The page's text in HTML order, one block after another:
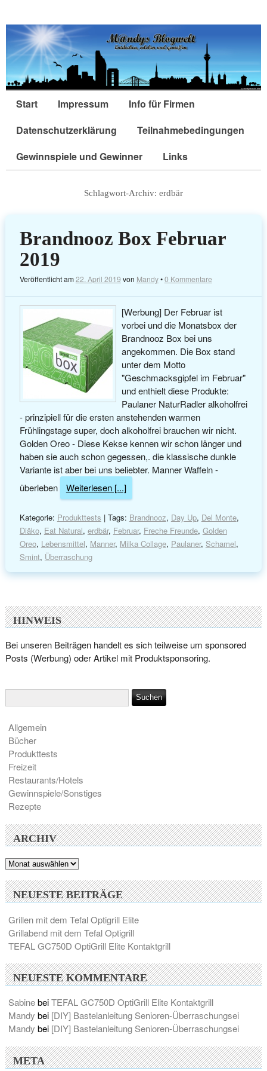
Start Impressum
Info für Firmen
Datenschutzerklärung
Teilnahmebedingungen
Gewinnspiele und Gewinner
Links
Schlagwort-Archiv: erdbär
Brandnooz Box Februar
2019
Veröffentlicht am22. April 2019 von Mandy•0 Kommentare
[Werbung] Der Februar ist
vorbei und die Monatsbox der
Brandnooz Box bei uns
angekommen. Die Box stand
unter dem Motto
"Geschmacksgipfel im Februar"
und enthielt diese Produkte:
Paulaner NaturRadler alkoholfrei
- prinzipiell für die ersten anstehenden warmen
Frühlingstage super, doch alkoholfrei brauchen wir nicht.
Golden Oreo - Diese Kekse kennen wir schon länger und
haben sie auch schon gegessen,. die klassische dunkle
Variante ist aber bei uns beliebter. Manner Waffeln -
überleben
Weiterlesen [...]
Kategorie: Produkttests | Tags: Brandnooz, Day Up, Del Monte,
Diäko, Eat Natural, erdbär, Februar, Freche Freunde, Golden
Oreo, Lebensmittel, Manner, Milka Collage, Paulaner, Schamel,
Smint, Überraschung
HINWEIS
Bei unseren Beiträgen handelt es sich teilweise um sponsored
Posts (Werbung) oder Artikel mit Produktsponsoring.
Allgemein
Bücher
Produkttests
Freizeit
Restaurants/Hotels
Gewinnspiele/Sonstiges
Rezepte
ARCHIV
Archiv
NEUESTE BEITRÄGE
Grillen mit dem Tefal Optigrill Elite
Grillabend mit dem Tefal Optigrill
TEFAL GC750D OptiGrill Elite Kontaktgrill
NEUESTE KOMMENTARE
SabinebeiTEFAL GC750D OptiGrill Elite Kontaktgrill
Mandy bei [DIY] Bastelanleitung Senioren-Überraschungsei
Mandy bei [DIY] Bastelanleitung Senioren-Überraschungsei
META